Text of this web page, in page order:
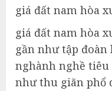
giá đất nam hòa
giá đất nam hòa
gần như tập
nghành nghề
như thu giãn phổ